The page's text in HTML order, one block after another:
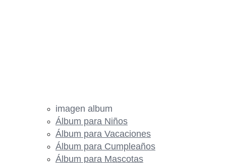
imagen album
Álbum para Niños
Álbum para Vacaciones
Álbum para Cumpleaños
Álbum para Mascotas